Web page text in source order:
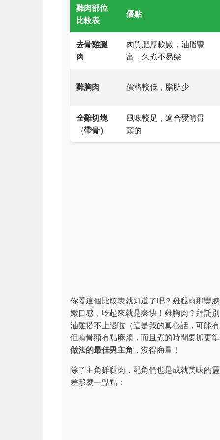
雞肉部位
比較表
優點
去骨雞腿
肉
肉質肥厚軟嫩，油脂豐
富，久煮不易柴
雞胸肉 價格較低，脂肪少
全雞切塊
（帶骨）
風味較足，適合愛啃骨
頭的
你看這個比較表就知道了吧？雞腿肉那豐
嫩口感，吃起來就是爽快！雞胸肉？拜託
油雞搭不上邊啦（這是我的真心話，可能
但啃骨頭有點麻煩，而且煮的時間要抓更
做法的最佳男主角 ，沒得商量！
除了主角雞腿肉，配角們也是成就美味的
差那麼一點點：